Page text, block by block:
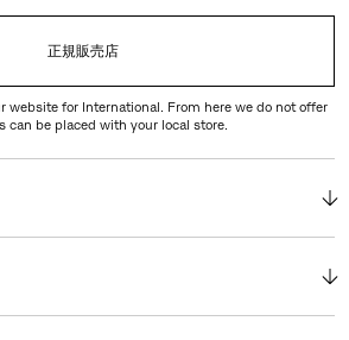
正規販売店
website for International. From here we do not offer
can be placed with your local store.